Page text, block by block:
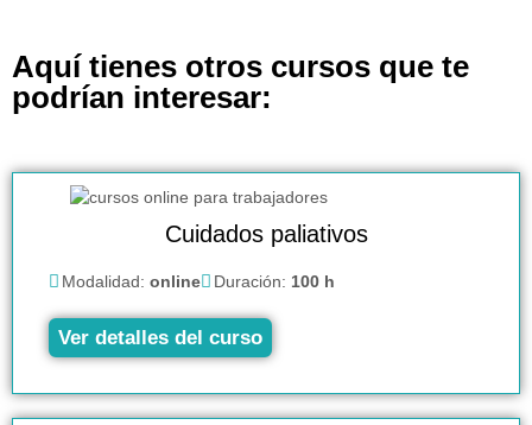
Aquí tienes otros cursos que te
podrían interesar:
Cuidados paliativos
Modalidad: online Duración: 100 h
Ver detalles del curso